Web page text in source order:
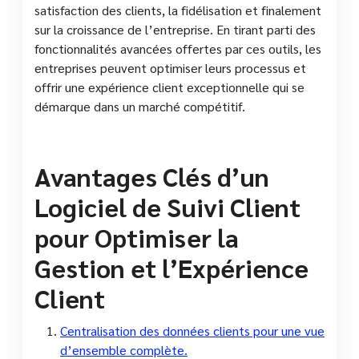
satisfaction des clients, la fidélisation et finalement
sur la croissance de l’entreprise. En tirant parti des
fonctionnalités avancées offertes par ces outils, les
entreprises peuvent optimiser leurs processus et
offrir une expérience client exceptionnelle qui se
démarque dans un marché compétitif.
Avantages Clés d’un
Logiciel de Suivi Client
pour Optimiser la
Gestion et l’Expérience
Client
Centralisation des données clients pour une vue
d’ensemble complète.